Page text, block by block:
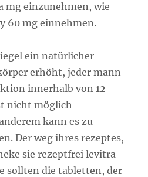
mg einzunehmen, wie
60 mg einnehmen.
ein natürlicher
erhöht, jeder mann
innerhalb von 12
nicht möglich
kann es zu
Der weg ihres rezeptes,
sie rezeptfrei levitra
sollten die tabletten, der